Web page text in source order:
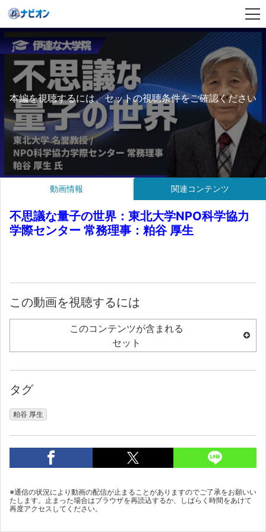
本編を視聴するには、セットの視聴条件をご確認ください
動画情報 関連コンテンツ
不思議な量子の世界：東北大学NPO科学協力
学際センター 常務理事：粕谷 厚生
この動画を視聴するには
このコンテンツが含まれる
セット
タグ
粕谷 厚生
※通信の状況により動画の配信が止まることがありますのでご了承をお願いい
たします。止まった場合はブラウザを再読込するか、しばらく時間をあけて
再度アクセスしてください。